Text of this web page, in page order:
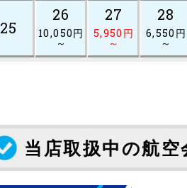
25
26
10,050円
～
27
5,950円
～
28
6,550円
～
当店取扱中の航空